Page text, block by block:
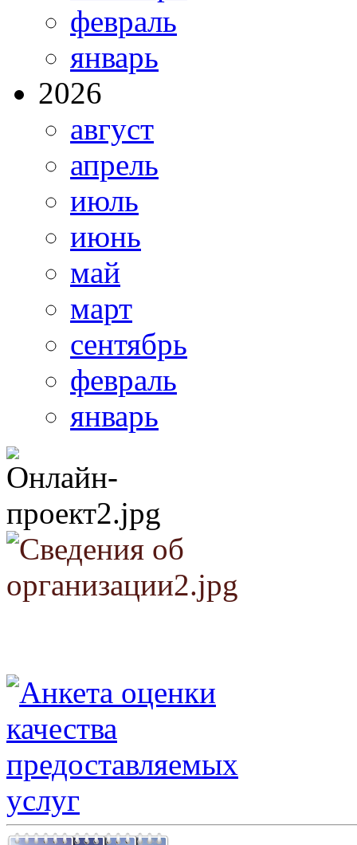
февраль
январь
2026
август
апрель
июль
июнь
май
март
сентябрь
февраль
январь